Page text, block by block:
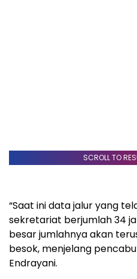
SCROLL TO
“Saat ini data jalur yang
sekretariat berjumlah 34
besar jumlahnya akan
besok, menjelang
Endrayani.